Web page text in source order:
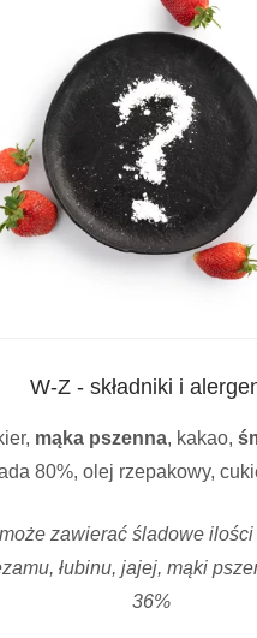
W-Z - składniki i
mąka pszenna, kakao,
80%, olej rzepakowy,
zawierać śladowe ilości
łubinu, jajej, mąki
36%